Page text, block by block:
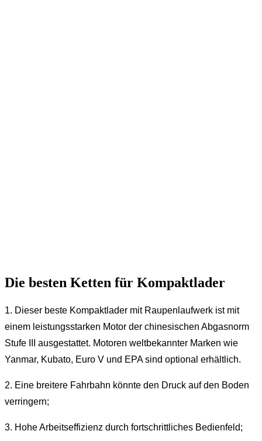
Die besten Ketten für Kompaktlader
1. Dieser beste Kompaktlader mit Raupenlaufwerk ist mit
einem leistungsstarken Motor der chinesischen Abgasnorm
Stufe III ausgestattet. Motoren weltbekannter Marken wie
Yanmar, Kubato, Euro V und EPA sind optional erhältlich.
2. Eine breitere Fahrbahn könnte den Druck auf den Boden
verringern;
3. Hohe Arbeitseffizienz durch fortschrittliches Bedienfeld;